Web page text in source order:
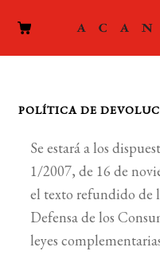
POLÍTICA DE
Se estará a los
1/2007, de 16 de
el texto refundido de
Defensa de los
leyes